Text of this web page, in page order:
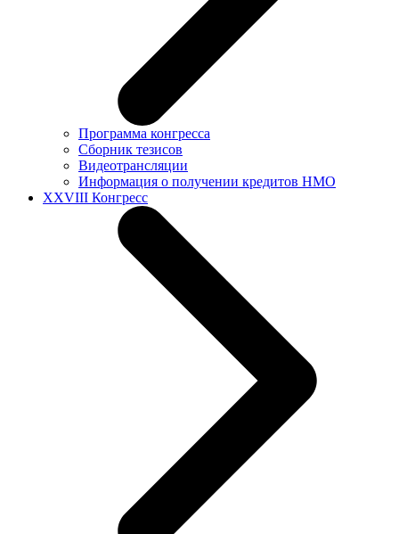
Программа конгресса
Сборник тезисов
Видеотрансляции
Информация о получении кредитов НМО
XXVIII Конгресс